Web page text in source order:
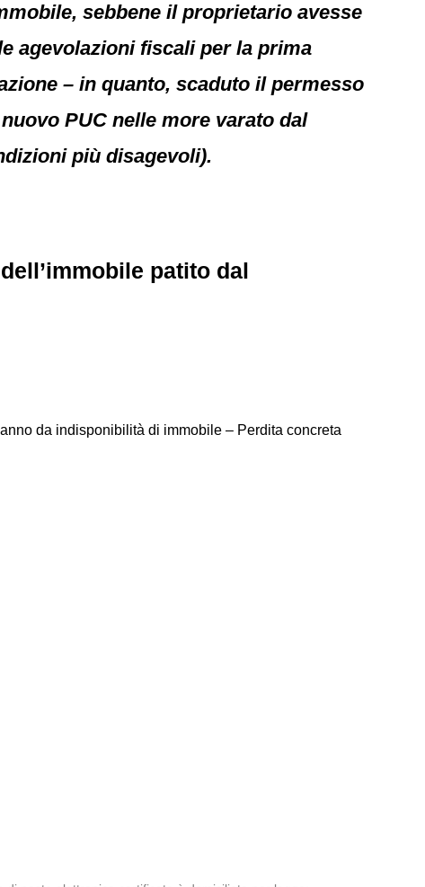
sebbene il proprietario avesse
agevolazioni fiscali per la prima
– in quanto, scaduto il permesso
PUC nelle more varato dal
più disagevoli).
patito dal
da indisponibilità di immobile – Perdita concreta